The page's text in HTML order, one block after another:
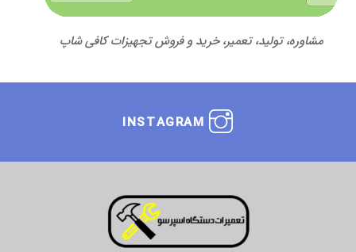
مشاوره، تولید، تعمیر، خرید و فروش تجهیزات کافی شاپ
INSTAGRAM